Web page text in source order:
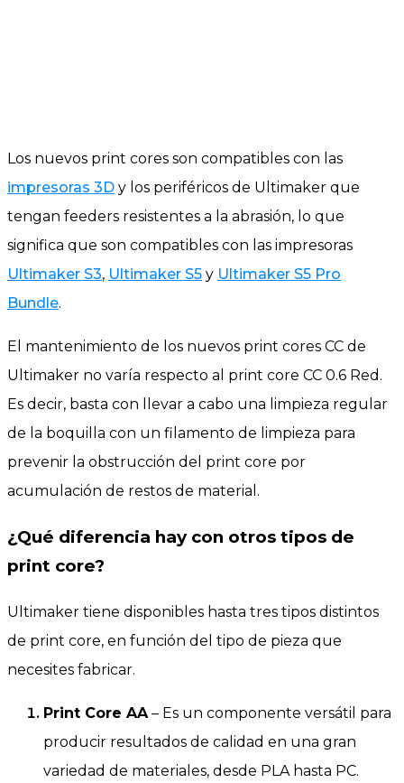
Los nuevos print cores son compatibles con las
impresoras 3D y los periféricos de Ultimaker que
tengan feeders resistentes a la abrasión, lo que
significa que son compatibles con las impresoras
Ultimaker S3, Ultimaker S5 y Ultimaker S5 Pro
Bundle.
El mantenimiento de los nuevos print cores CC de
Ultimaker no varía respecto al print core CC 0.6 Red.
Es decir, basta con llevar a cabo una limpieza regular
de la boquilla con un filamento de limpieza para
prevenir la obstrucción del print core por
acumulación de restos de material.
¿Qué diferencia hay con otros tipos de
print core?
Ultimaker tiene disponibles hasta tres tipos distintos
de print core, en función del tipo de pieza que
necesites fabricar.
Print Core AA – Es un componente versátil para
producir resultados de calidad en una gran
variedad de materiales, desde PLA hasta PC.